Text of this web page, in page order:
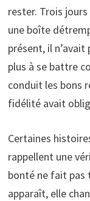
rester. Trois
une boîte
présent, il
plus à se battre
conduit les bons
fidélité avait
Certaines
rappellent une
bonté ne fait pas
apparaît, elle